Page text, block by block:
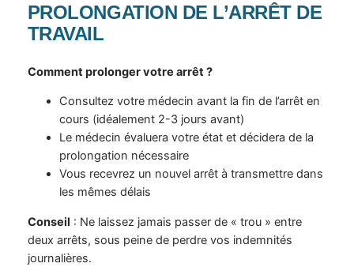
PROLONGATION DE L’ARRÊT DE
TRAVAIL
Comment prolonger votre arrêt ?
Consultez votre médecin avant la fin de l’arrêt en
cours (idéalement 2-3 jours avant)
Le médecin évaluera votre état et décidera de la
prolongation nécessaire
Vous recevrez un nouvel arrêt à transmettre dans
les mêmes délais
Conseil : Ne laissez jamais passer de « trou » entre
deux arrêts, sous peine de perdre vos indemnités
journalières.